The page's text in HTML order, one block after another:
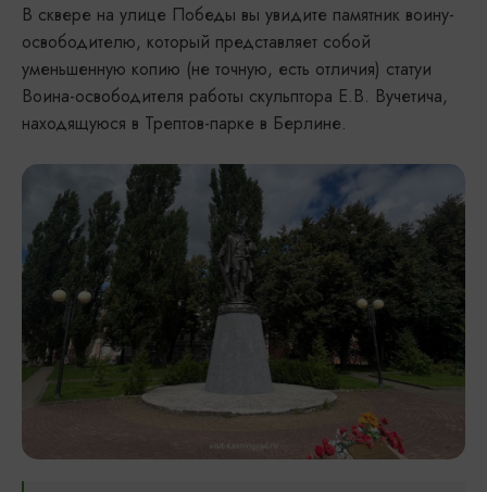
В сквере на улице Победы вы увидите памятник воину-
освободителю, который представляет собой
уменьшенную копию (не точную, есть отличия) статуи
Воина-освободителя работы скульптора Е.В. Вучетича,
находящуюся в Трептов-парке в Берлине.